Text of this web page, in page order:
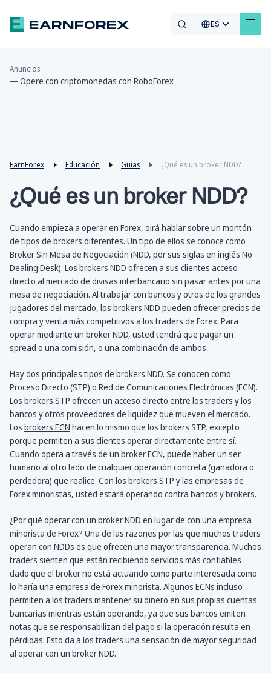
ES
Anuncios
— Opere con criptomonedas con RoboForex
EarnForex Educación Guías ¿Qué es un broker NDD?
¿Qué es un broker NDD?
Cuando empieza a operar en Forex, oirá hablar sobre un montón
de tipos de brokers diferentes. Un tipo de ellos se conoce como
Broker Sin Mesa de Negociación (NDD, por sus siglas en inglés No
Dealing Desk). Los brokers NDD ofrecen a sus clientes acceso
directo al mercado de divisas interbancario sin pasar antes por una
mesa de negociación. Al trabajar con bancos y otros de los grandes
jugadores del mercado, los brokers NDD pueden ofrecer precios de
compra y venta más competitivos a los traders de Forex. Para
operar mediante un broker NDD, usted tendrá que pagar un
spread o una comisión, o una combinación de ambos.
Hay dos principales tipos de brokers NDD. Se conocen como
Proceso Directo (STP) o Red de Comunicaciones Electrónicas (ECN).
Los brokers STP ofrecen un acceso directo entre los traders y los
bancos y otros proveedores de liquidez que mueven el mercado.
Los brokers ECN hacen lo mismo que los brokers STP, excepto
porque permiten a sus clientes operar directamente entre sí.
Cuando opera a través de un broker ECN, puede haber un ser
humano al otro lado de cualquier operación concreta (ganadora o
perdedora) que realice. Con los brokers STP y las empresas de
Forex minoristas, usted estará operando contra bancos y brokers.
¿Por qué operar con un broker NDD en lugar de con una empresa
minorista de Forex? Una de las razones por las que muchos traders
operan con NDDs es que ofrecen una mayor transparencia. Muchos
traders sienten que están recibiendo servicios más confiables
dado que el broker no está actuando como parte interesada como
lo haría una empresa de Forex minorista. Algunos ECNs incluso
permiten a los traders mantener su dinero en sus propias cuentas
bancarias mientras están operando, ya que sus bancos emiten
notas que se responsabilizan del pago si la operación resulta en
pérdidas. Esto da a los traders una sensación de mayor seguridad
al operar con un broker NDD.